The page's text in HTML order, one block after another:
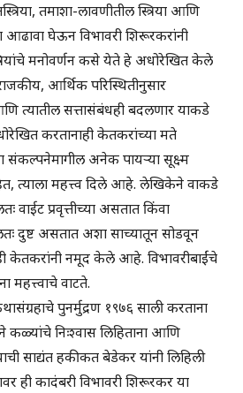
तमाशा-लावणीतील स्त्रिया आणि
घेऊन विभावरी शिरूरकरांनी
मनोवर्णन कसे येते हे अधोरेखित केले
आर्थिक परिस्थितीनुसार
त्यातील सत्तासंबंधही बदलणार याकडे
करतानाही केतकरांच्या मते
संकल्पनेमागील अनेक पायऱ्या सूक्ष्म
त्याला महत्त्व दिले आहे. लेखिकेने वाकडे
वाईट प्रवृत्तीच्या असतात किंवा
दुष्ट असतात अशा साच्यातून सोडवून
नमूद केले आहे. विभावरीबाईंचे
महत्त्वाचे वाटते.
पुनर्मुद्रण १९७६ साली करताना
कळ्यांचे निःश्वास लिहिताना आणि
साद्यंत हकीकत बेडेकर यांनी लिहिली
ही कादंबरी विभावरी शिरूरकर या